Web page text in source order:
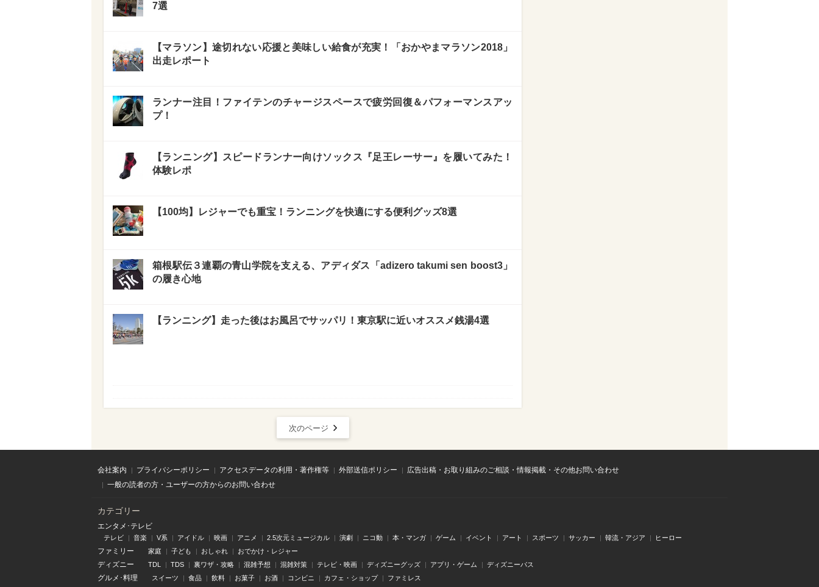
7選
【マラソン】途切れない応援と美味しい給食が充実！「おかやまマラソン2018」
出走レポート
ランナー注目！ファイテンのチャージスペースで疲労回復＆パフォーマンスアッ
プ！
【ランニング】スピードランナー向けソックス『足王レーサー』を履いてみた！
体験レポ
【100均】レジャーでも重宝！ランニングを快適にする便利グッズ8選
箱根駅伝３連覇の青山学院を支える、アディダス「adizero takumi sen boost3」
の履き心地
【ランニング】走った後はお風呂でサッパリ！東京駅に近いオススメ銭湯4選
次のページ
会社案内 プライバシーポリシー アクセスデータの利用・著作権等 外部送信ポリシー
広告出稿・お取り組みのご相談・情報掲載・その他お問い合わせ
一般の読者の方・ユーザーの方からのお問い合わせ
カテゴリー
エンタメ･テレビ
テレビ 音楽 V系 アイドル 映画 アニメ 2.5次元ミュージカル 演劇 ニコ動 本・マンガ ゲーム イベント アート スポーツ サッカー 韓流・アジア ヒーロー
ファミリー 家庭 子ども おしゃれ おでかけ・レジャー
ディズニー TDL TDS 裏ワザ・攻略 混雑予想 混雑対策 テレビ・映画 ディズニーグッズ アプリ・ゲーム ディズニーパス
グルメ･料理 スイーツ 食品 飲料 お菓子 お酒 コンビニ カフェ・ショップ ファミレス